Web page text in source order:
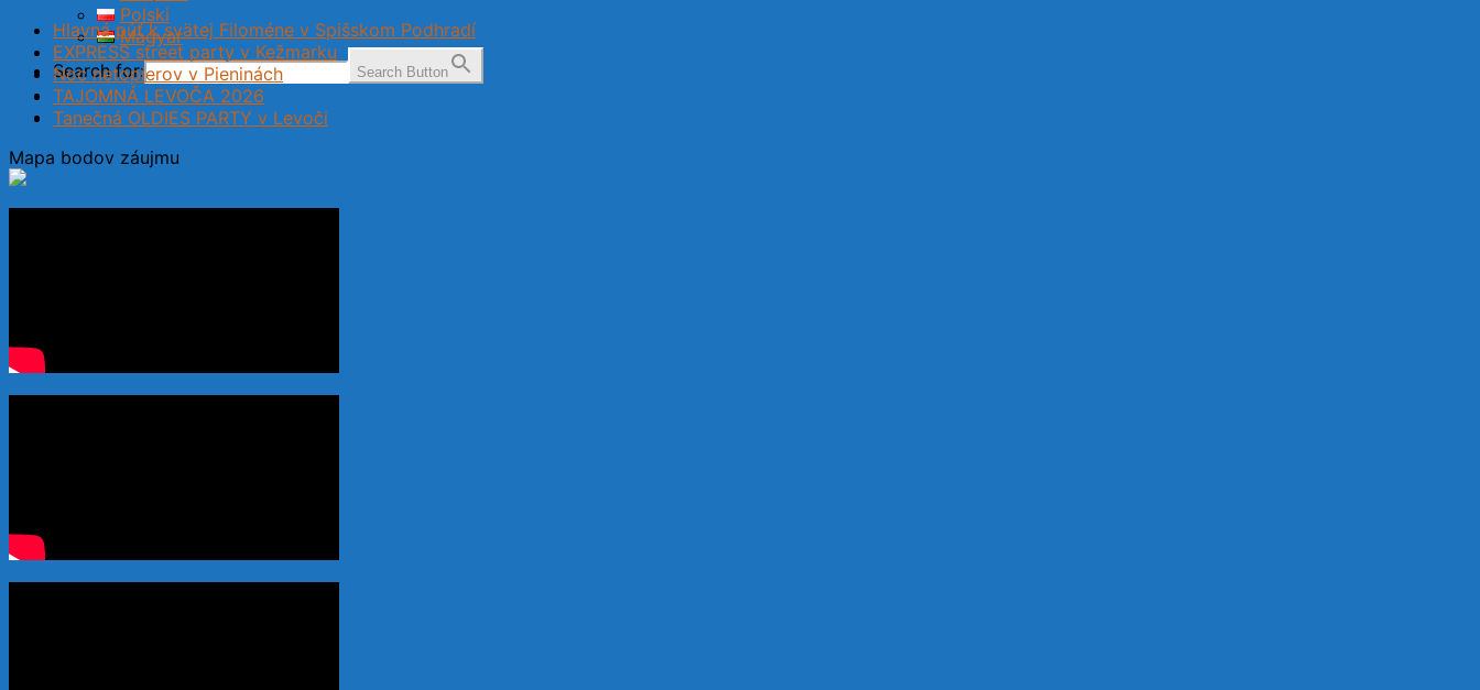
Polski
Magyar
Search for:
Search Button
Hlavná púť k svätej Filoméne v Spišskom Podhradí
EXPRESS street party v Kežmarku
Noc netopierov v Pieninách
TAJOMNÁ LEVOČA 2026
Tanečná OLDIES PARTY v Levoči
Mapa bodov záujmu